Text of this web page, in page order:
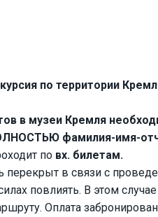
по территории
в музеи Кремля
фамилия-имя-
по вх. билетам.
перекрыт в связи с
повлиять. В этом
Оплата